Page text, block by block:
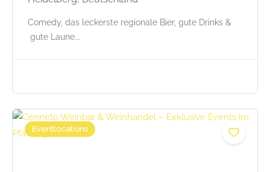
Comedy, das leckerste regionale Bier, gute Drinks &
gute Laune...
Eventlocations